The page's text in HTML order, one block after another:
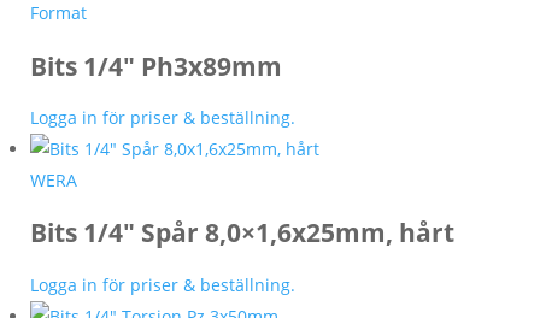
Format
Bits 1/4″ Ph3x89mm
Logga in för priser & beställning.
WERA
Bits 1/4″ Spår 8,0×1,6x25mm, hårt
Logga in för priser & beställning.